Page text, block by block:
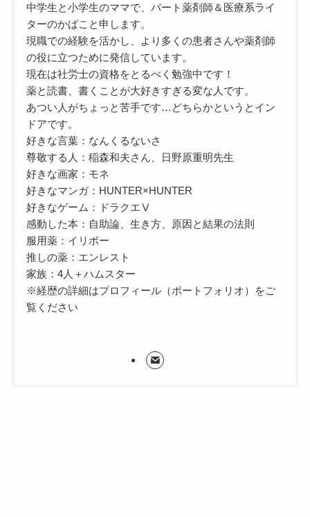
中学生と小学生のママで、パート薬剤師＆医療系ライ
ターのかばこと申します。
現職での経験を活かし、より多くの患者さんや薬剤師
の役に立つために発信しています。
現在は社労士の資格をとるべく勉強中です！
薬と読書、書くことが大好きすぎる変な人です。
あつい人がちょっと苦手です…どちらかというとイン
ドアです。
好きな言葉：なんくるないさ
尊敬する人：稲森和夫さん、日野原重明先生
好きな画家：モネ
好きなマンガ：HUNTER×HUNTER
好きなゲーム：ドラクエⅤ
感動した本：自助論、生き方、原因と結果の法則
服用薬：イリボー
推しの薬：エンレスト
家族：4人＋ハムスター
※経歴の詳細はプロフィール（ポートフォリオ）をご
覧ください